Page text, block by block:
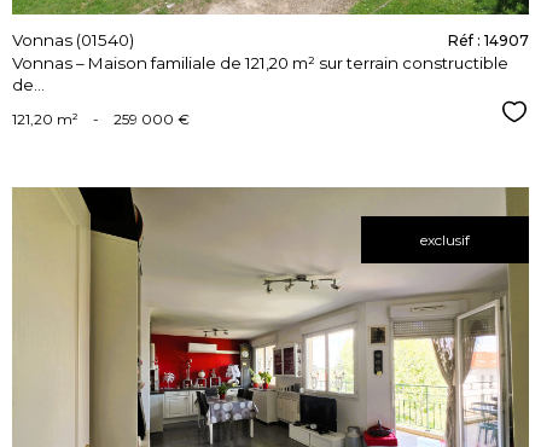
Vonnas (01540)
Vonnas – Maison familiale de 121,20 m² sur terrain constructible
de...
Réf : 14907
121,20 m² - 259 000 €
exclusif
voir le
bien